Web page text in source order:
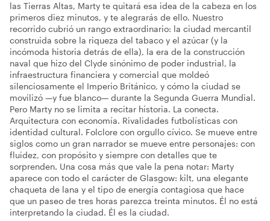
las Tierras Altas, Marty te quitará esa idea de la cabeza en los
primeros diez minutos, y te alegrarás de ello. Nuestro
recorrido cubrió un rango extraordinario: la ciudad mercantil
construida sobre la riqueza del tabaco y el azúcar (y la
incómoda historia detrás de ella), la era de la construcción
naval que hizo del Clyde sinónimo de poder industrial, la
infraestructura financiera y comercial que moldeó
silenciosamente el Imperio Británico, y cómo la ciudad se
movilizó —y fue blanco— durante la Segunda Guerra Mundial.
Pero Marty no se limita a recitar historia. La conecta.
Arquitectura con economía. Rivalidades futbolísticas con
identidad cultural. Folclore con orgullo cívico. Se mueve entre
siglos como un gran narrador se mueve entre personajes: con
fluidez, con propósito y siempre con detalles que te
sorprenden. Una cosa más que vale la pena notar: Marty
aparece con todo el carácter de Glasgow: kilt, una elegante
chaqueta de lana y el tipo de energía contagiosa que hace
que un paseo de tres horas parezca treinta minutos. Él no está
interpretando la ciudad. Él es la ciudad.